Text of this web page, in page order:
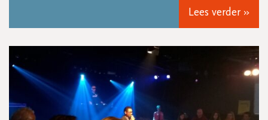
Lees verder »